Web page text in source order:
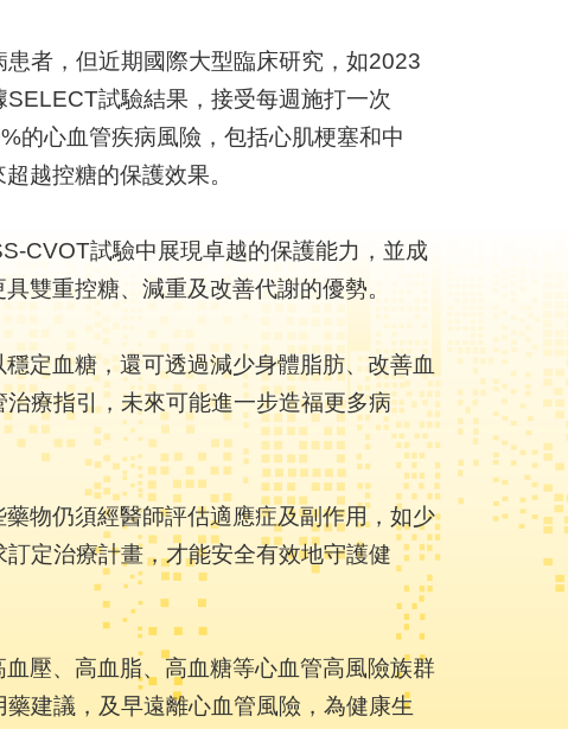
者，但近期國際大型臨床研究，如2023
試驗結果，接受每週施打一次
的心血管疾病風險，包括心肌梗塞和中
越控糖的保護效果。
CVOT試驗中展現卓越的保護能力，並成
雙重控糖、減重及改善代謝的優勢。
定血糖，還可透過減少身體脂肪、改善血
療指引，未來可能進一步造福更多病
物仍須經醫師評估適應症及副作用，如少
定治療計畫，才能安全有效地守護健
壓、高血脂、高血糖等心血管高風險族群
建議，及早遠離心血管風險，為健康生